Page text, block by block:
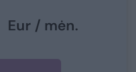
Eur / mėn.